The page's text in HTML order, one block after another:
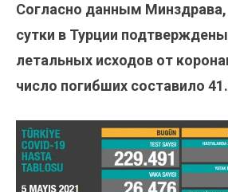
Согласно данным Минздрава,
сутки в Турции
летальных исходов от
число погибших составило